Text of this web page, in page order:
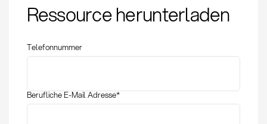
Disposition: Definition
und Anwendung
Ressource herunterladen
Telefonnummer
Berufliche E-Mail Adresse*